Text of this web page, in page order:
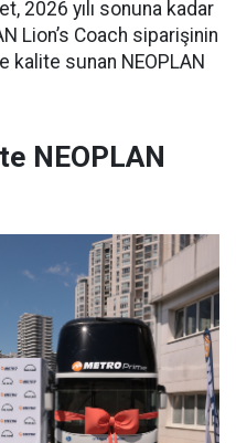
2026 yılı sonuna kadar
Lion’s Coach siparişinin
kalite sunan NEOPLAN
NEOPLAN